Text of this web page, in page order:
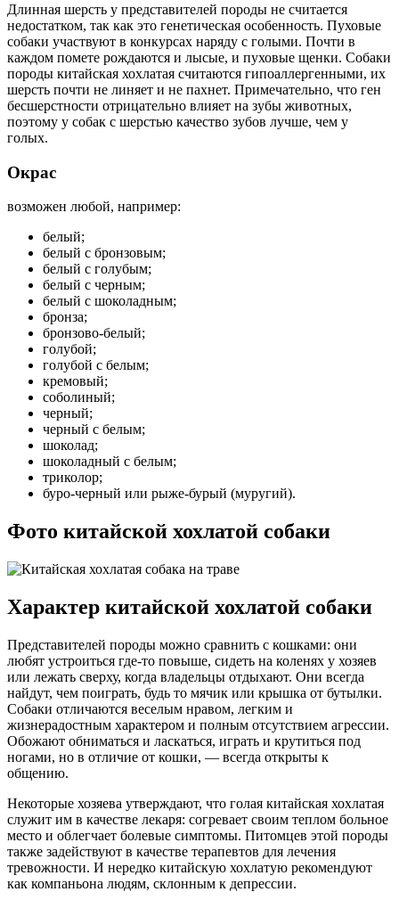
Длинная шерсть у представителей породы не считается
недостатком, так как это генетическая особенность. Пуховые
собаки участвуют в конкурсах наряду с голыми. Почти в
каждом помете рождаются и лысые, и пуховые щенки. Собаки
породы китайская хохлатая считаются гипоаллергенными, их
шерсть почти не линяет и не пахнет. Примечательно, что ген
бесшерстности отрицательно влияет на зубы животных,
поэтому у собак с шерстью качество зубов лучше, чем у
голых.
Окрас
возможен любой, например:
белый;
белый с бронзовым;
белый с голубым;
белый с черным;
белый с шоколадным;
бронза;
бронзово-белый;
голубой;
голубой с белым;
кремовый;
соболиный;
черный;
черный с белым;
шоколад;
шоколадный с белым;
триколор;
буро-черный или рыже-бурый (муругий).
Фото китайской хохлатой собаки
Характер китайской хохлатой собаки
Представителей породы можно сравнить с кошками: они
любят устроиться где-то повыше, сидеть на коленях у хозяев
или лежать сверху, когда владельцы отдыхают. Они всегда
найдут, чем поиграть, будь то мячик или крышка от бутылки.
Собаки отличаются веселым нравом, легким и
жизнерадостным характером и полным отсутствием агрессии.
Обожают обниматься и ласкаться, играть и крутиться под
ногами, но в отличие от кошки, — всегда открыты к
общению.
Некоторые хозяева утверждают, что голая китайская хохлатая
служит им в качестве лекаря: согревает своим теплом больное
место и облегчает болевые симптомы. Питомцев этой породы
также задействуют в качестве терапевтов для лечения
тревожности. И нередко китайскую хохлатую рекомендуют
как компаньона людям, склонным к депрессии.